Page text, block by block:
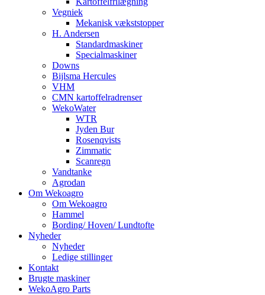
Vegniek
Mekanisk vækststopper
H. Andersen
Standardmaskiner
Specialmaskiner
Downs
Bijlsma Hercules
VHM
CMN kartoffelradrenser
WekoWater
WTR
Jyden Bur
Rosenqvists
Zimmatic
Scanregn
Vandtanke
Agrodan
Om Wekoagro
Om Wekoagro
Hammel
Bording/ Hoven/ Lundtofte
Nyheder
Nyheder
Ledige stillinger
Kontakt
Brugte maskiner
WekoAgro Parts